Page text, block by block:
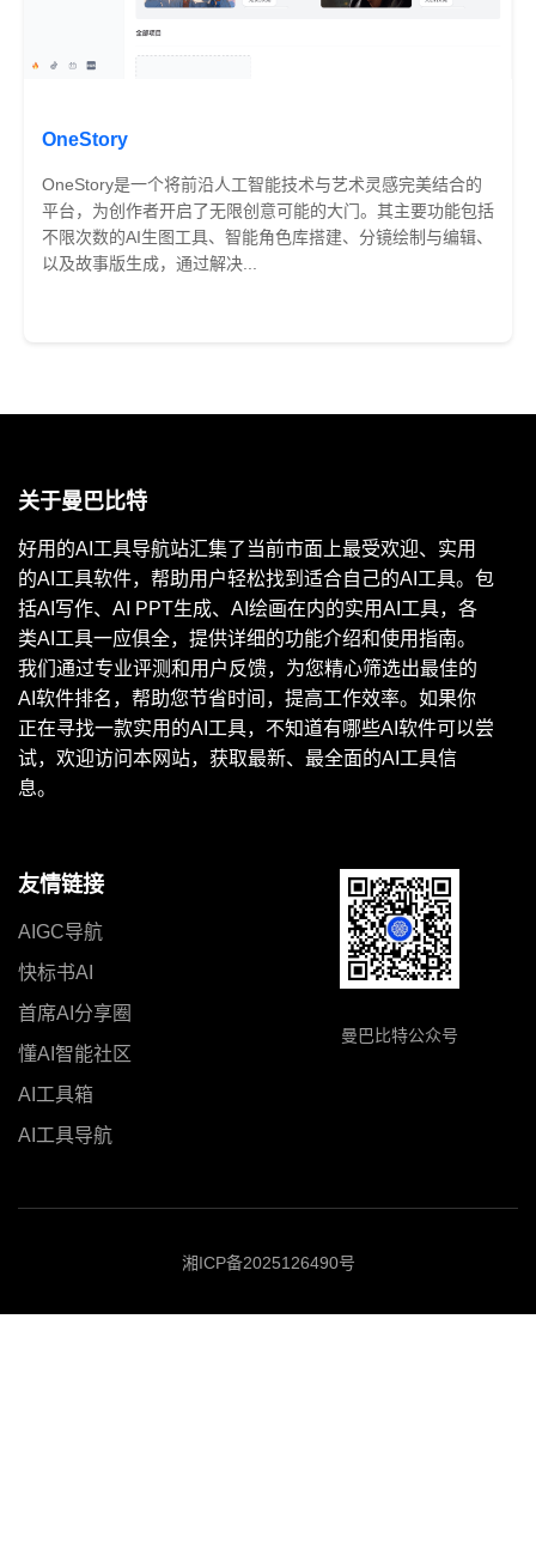
OneStory
OneStory是一个将前沿人工智能技术与艺术灵感完美结合的
平台，为创作者开启了无限创意可能的大门。其主要功能包括
不限次数的AI生图工具、智能角色库搭建、分镜绘制与编辑、
以及故事版生成，通过解决...
关于曼巴比特
好用的AI工具导航站汇集了当前市面上最受欢迎、实用
的AI工具软件，帮助用户轻松找到适合自己的AI工具。包
括AI写作、AI PPT生成、AI绘画在内的实用AI工具，各
类AI工具一应俱全，提供详细的功能介绍和使用指南。
我们通过专业评测和用户反馈，为您精心筛选出最佳的
AI软件排名，帮助您节省时间，提高工作效率。如果你
正在寻找一款实用的AI工具，不知道有哪些AI软件可以尝
试，欢迎访问本网站，获取最新、最全面的AI工具信
息。
友情链接
AIGC导航
快标书AI
首席AI分享圈
懂AI智能社区
AI工具箱
AI工具导航
曼巴比特公众号
湘ICP备2025126490号